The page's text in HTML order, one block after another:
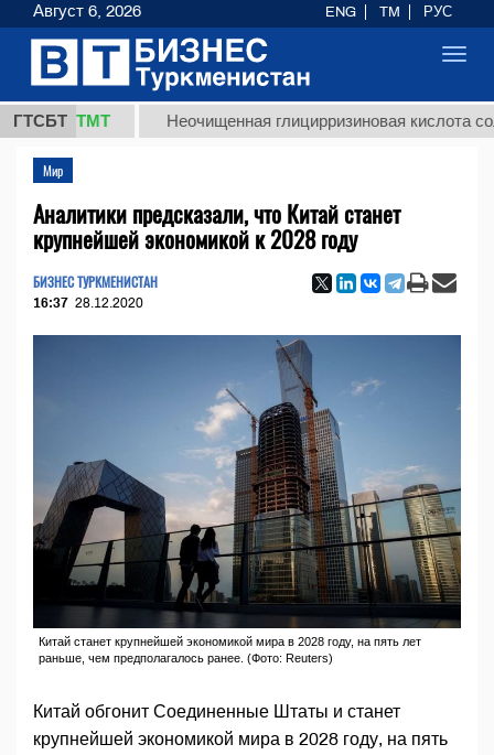
ГТСБТ
ТМТ Неочищенная глицирризиновая кислота
Мир
Аналитики предсказали, что Китай станет
крупнейшей экономикой к 2028 году
БИЗНЕС ТУРКМЕНИСТАН
16:37 28.12.2020
Китай станет крупнейшей экономикой мира в 2028 году, на пять лет
раньше, чем предполагалось ранее. (Фото: Reuters)
Китай обгонит Соединенные Штаты и станет
крупнейшей экономикой мира в 2028 году, на пять
Август 6, 2026 ENG TM РУС